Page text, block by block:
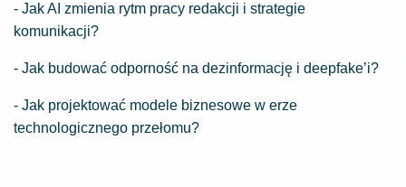
- Jak AI zmienia rytm pracy redakcji i strategie
komunikacji?
- Jak budować odporność na dezinformację i deepfake’i?
- Jak projektować modele biznesowe w erze
technologicznego przełomu?